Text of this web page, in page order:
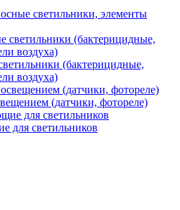
светильники, элементы
(бактерицидные,
воздуха)
(датчики, фотореле)
для светильников